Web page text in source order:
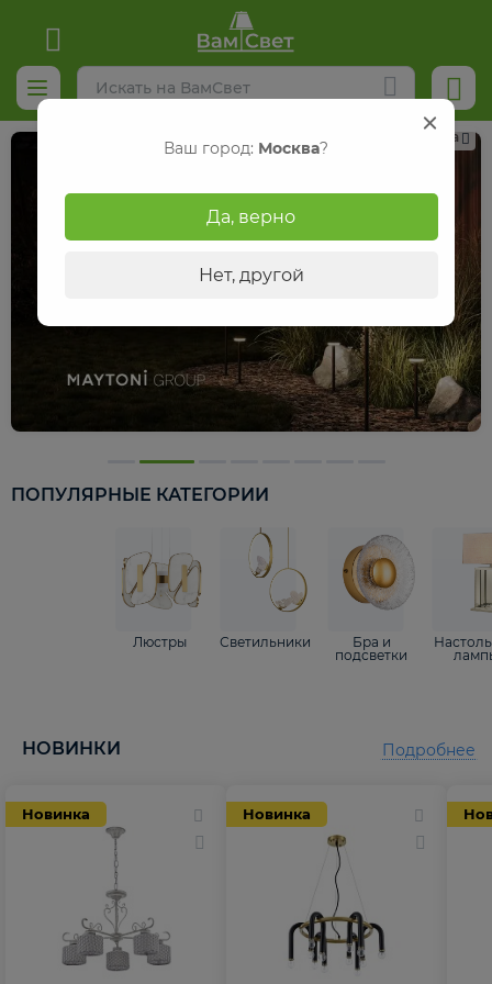
ПОПУЛЯРНЫЕ КАТЕГОРИИ
Люстры Светильники
Бра и
подсветки
НОВИНКИ
Новинка Новинка
Подробнее
Ваш город: Москва?
Да, верно
Нет, другой